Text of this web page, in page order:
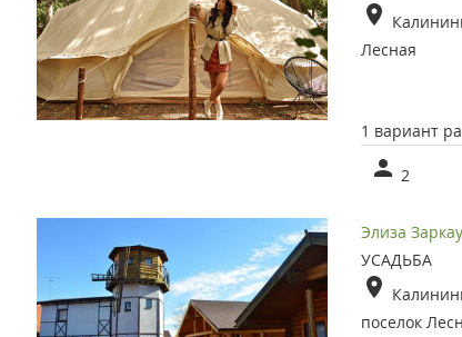
Лесная
1 вариант
2
Элиза Заркау
УСАДЬБА
поселок